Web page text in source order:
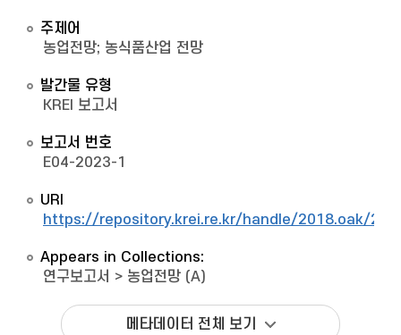
주제어
농업전망; 농식품산업 전망
발간물 유형
KREI 보고서
보고서 번호
E04-2023-1
URI
https://repository.krei.re.kr/handle/2018.oak/
Appears in Collections:
연구보고서 > 농업전망 (A)
메타데이터 전체 보기